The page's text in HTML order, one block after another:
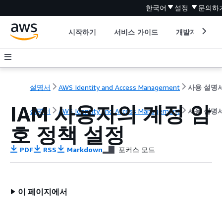
한국어 설정 문의하
시작하기 서비스 가이드 개발자 도구
설명서 AWS Identity and Access Management 사용 설명
설명서 AWS Identity and Access Management 사용 설명
IAM 사용자의 계정 암
호 정책 설정
PDF RSS Markdown 포커스 모드
이 페이지에서